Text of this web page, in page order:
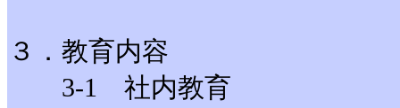
３．教育内容
3-1 社内教育